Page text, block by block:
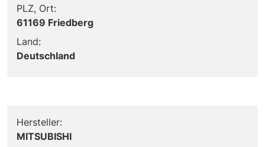
PLZ, Ort:
61169 Friedberg
Land:
Deutschland
Hersteller:
MITSUBISHI